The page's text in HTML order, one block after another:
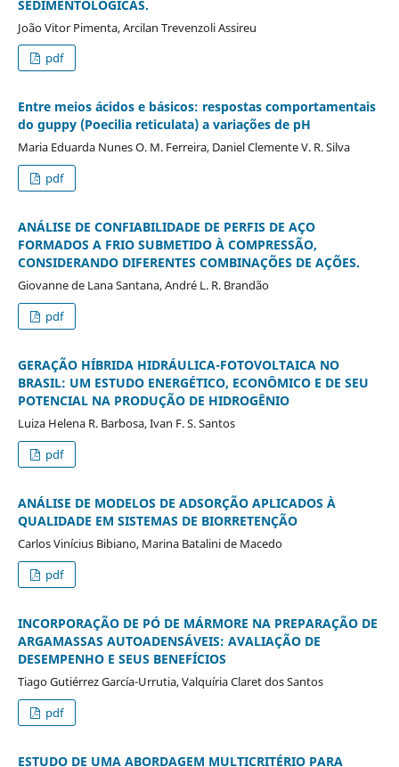
SEDIMENTOLÓGICAS.
João Vitor Pimenta, Arcilan Trevenzoli Assireu
pdf
Entre meios ácidos e básicos: respostas comportamentais
do guppy (Poecilia reticulata) a variações de pH
Maria Eduarda Nunes O. M. Ferreira, Daniel Clemente V. R. Silva
pdf
ANÁLISE DE CONFIABILIDADE DE PERFIS DE AÇO
FORMADOS A FRIO SUBMETIDO À COMPRESSÃO,
CONSIDERANDO DIFERENTES COMBINAÇÕES DE AÇÕES.
Giovanne de Lana Santana, André L. R. Brandão
pdf
GERAÇÃO HÍBRIDA HIDRÁULICA-FOTOVOLTAICA NO
BRASIL: UM ESTUDO ENERGÉTICO, ECONÔMICO E DE SEU
POTENCIAL NA PRODUÇÃO DE HIDROGÊNIO
Luiza Helena R. Barbosa, Ivan F. S. Santos
pdf
ANÁLISE DE MODELOS DE ADSORÇÃO APLICADOS À
QUALIDADE EM SISTEMAS DE BIORRETENÇÃO
Carlos Vinícius Bibiano, Marina Batalini de Macedo
pdf
INCORPORAÇÃO DE PÓ DE MÁRMORE NA PREPARAÇÃO DE
ARGAMASSAS AUTOADENSÁVEIS: AVALIAÇÃO DE
DESEMPENHO E SEUS BENEFÍCIOS
Tiago Gutiérrez García-Urrutia, Valquíria Claret dos Santos
pdf
ESTUDO DE UMA ABORDAGEM MULTICRITÉRIO PARA